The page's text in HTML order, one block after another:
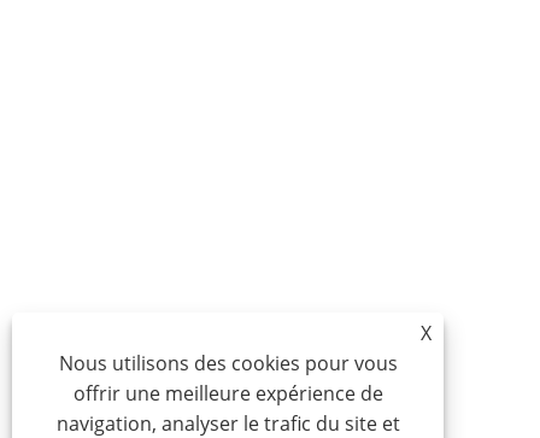
X
Nous utilisons des cookies pour vous
offrir une meilleure expérience de
navigation, analyser le trafic du site et